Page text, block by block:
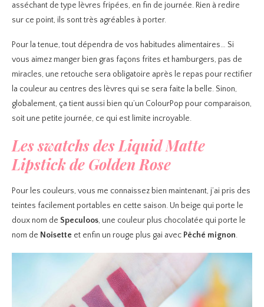
asséchant de type lèvres fripées, en fin de journée. Rien à redire
sur ce point, ils sont très agréables à porter.
Pour la tenue, tout dépendra de vos habitudes alimentaires… Si
vous aimez manger bien gras façons frites et hamburgers, pas de
miracles, une retouche sera obligatoire après le repas pour rectifier
la couleur au centres des lèvres qui se sera faite la belle. Sinon,
globalement, ça tient aussi bien qu’un ColourPop pour comparaison,
soit une petite journée, ce qui est limite incroyable.
Les swatchs des Liquid Matte
Lipstick de Golden Rose
Pour les couleurs, vous me connaissez bien maintenant, j’ai pris des
teintes facilement portables en cette saison. Un beige qui porte le
doux nom de Speculoos, une couleur plus chocolatée qui porte le
nom de Noisette et enfin un rouge plus gai avec Pêché mignon.